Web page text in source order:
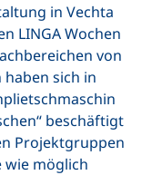
in Vechta
LINGA Wochen
von
sich in
beschäftigt
Projektgruppen
wie möglich